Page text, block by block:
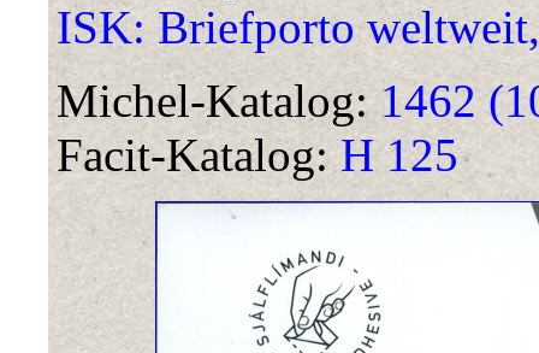
ISK: Briefporto
Michel-Katalog: 1462
Facit-Katalog: H 125